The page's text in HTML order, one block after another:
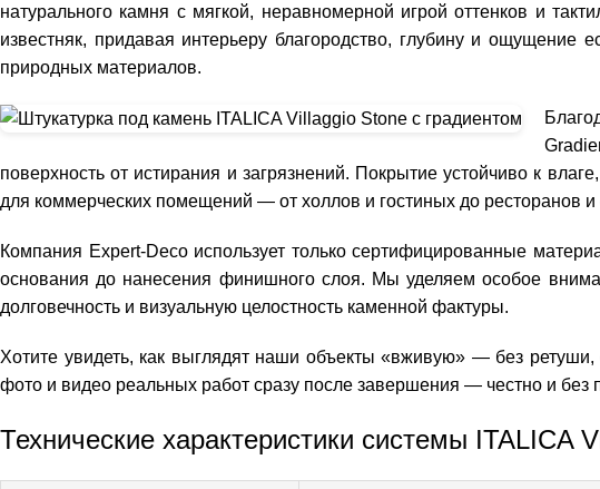
натурального камня с мягкой, неравномерной игрой оттенков и
известняк, придавая интерьеру благородство, глубину и ощущение
природных материалов.
поверхность от истирания и загрязнений. Покрытие устойчиво к
для коммерческих помещений — от холлов и гостиных до ресторанов и
Компания Expert-Deco использует только сертифицированные
основания до нанесения финишного слоя. Мы уделяем особое
долговечность и визуальную целостность каменной фактуры.
Хотите увидеть, как выглядят наши объекты «вживую» — без
фото и видео реальных работ сразу после завершения — честно и без
Технические характеристики системы ITALICA